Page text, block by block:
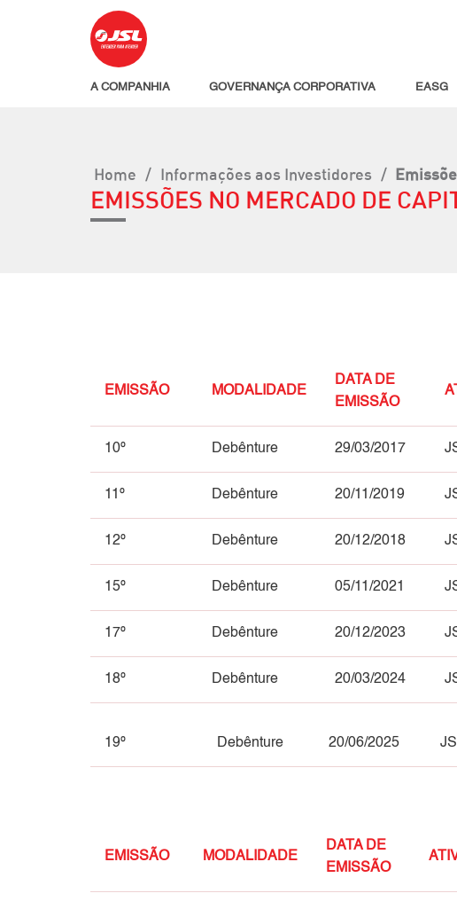
A COMPANHIA GOVERNANÇA CORPORATIVA EASG
Home / Informações aos Investidores /
EMISSÕES NO MERCADO DE
EMISSÃO MODALIDADE
DATA DE
EMISSÃO
10º Debênture 29/03/2017
11º Debênture 20/11/2019
12º Debênture 20/12/2018
15º Debênture 05/11/2021
17º Debênture 20/12/2023
18º Debênture 20/03/2024
19º Debênture 20/06/2025
EMISSÃO MODALIDADE
DATA DE
EMISSÃO